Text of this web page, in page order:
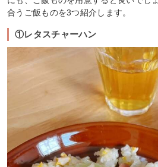
合うご飯ものを3つ紹介します。
①レタスチャーハン